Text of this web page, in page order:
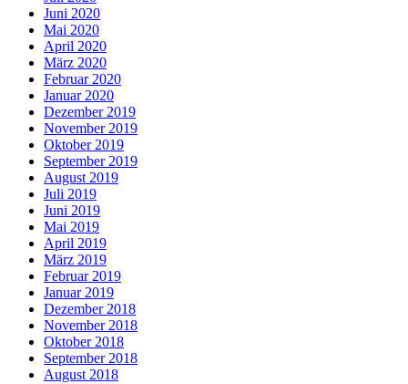
Juni 2020
Mai 2020
April 2020
März 2020
Februar 2020
Januar 2020
Dezember 2019
November 2019
Oktober 2019
September 2019
August 2019
Juli 2019
Juni 2019
Mai 2019
April 2019
März 2019
Februar 2019
Januar 2019
Dezember 2018
November 2018
Oktober 2018
September 2018
August 2018